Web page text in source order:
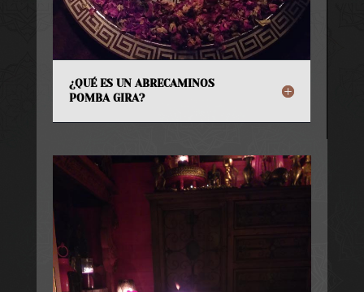
¿QUÉ ES UN ABRECAMINOS
POMBA GIRA?